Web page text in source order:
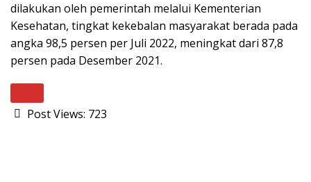
dilakukan oleh pemerintah melalui Kementerian
Kesehatan, tingkat kekebalan masyarakat berada pada
angka 98,5 persen per Juli 2022, meningkat dari 87,8
persen pada Desember 2021.
Post Views: 723